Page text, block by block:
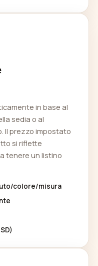
in base al
sedia o al
Il prezzo impostato
si riflette
tenere un listino
colore/misura